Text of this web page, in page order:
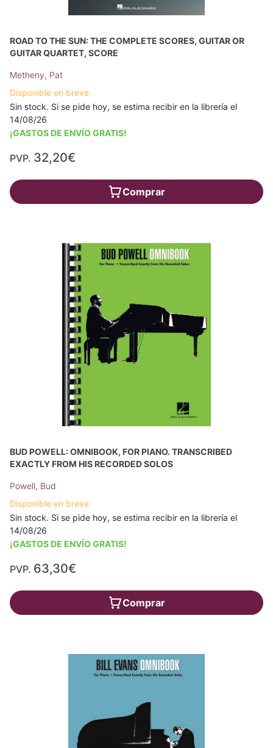
ROAD TO THE SUN: THE COMPLETE SCORES, GUITAR OR
GUITAR QUARTET, SCORE
Metheny, Pat
Disponible en breve
Sin stock. Si se pide hoy, se estima recibir en la librería el
14/08/26
¡GASTOS DE ENVÍO GRATIS!
PVP. 32,20€
Comprar
BUD POWELL: OMNIBOOK, FOR PIANO. TRANSCRIBED
EXACTLY FROM HIS RECORDED SOLOS
Powell, Bud
Disponible en breve
Sin stock. Si se pide hoy, se estima recibir en la librería el
14/08/26
¡GASTOS DE ENVÍO GRATIS!
PVP. 63,30€
Comprar